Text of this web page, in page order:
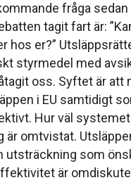
fråga sedan
tagit fart är:
hos er?”
styrmedel med
oss. Syftet är att
i EU samtidigt
Hur väl
är omtvistat.
utsträckning som
är